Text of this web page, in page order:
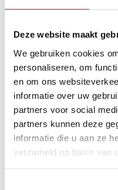
Deze website maakt
We gebruiken cookies
personaliseren, om
en om ons
informatie over uw
partners voor social
partners kunnen deze
informatie die u aan ze
verzameld op basis van
Eenvoudig ruilen met
GRATIS verzending v.a
100 dagen retourrecht
Achteraf en gespreid
9